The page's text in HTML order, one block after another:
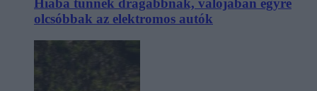
Hiába tűnnek drágábbnak, valójában egyre
olcsóbbak az elektromos autók